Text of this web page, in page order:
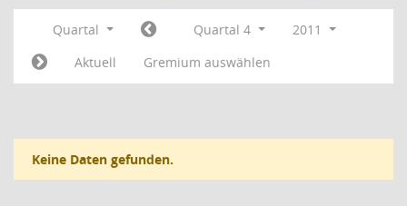
Quartal Quartal 4
2011
Aktuell
Gremium auswählen
Keine Daten gefunden.